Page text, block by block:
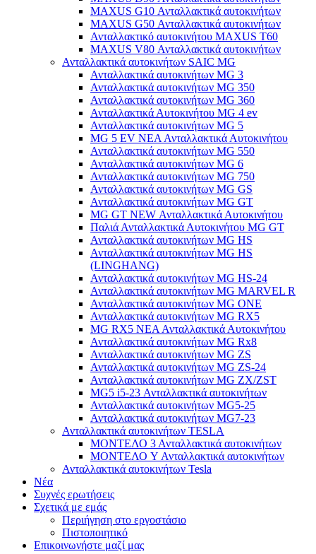
MAXUS G10 Ανταλλακτικά αυτοκινήτων
MAXUS G50 Ανταλλακτικά αυτοκινήτων
Ανταλλακτικό αυτοκινήτου MAXUS T60
MAXUS V80 Ανταλλακτικά αυτοκινήτων
Ανταλλακτικά αυτοκινήτων SAIC MG
Ανταλλακτικά αυτοκινήτων MG 3
Ανταλλακτικά αυτοκινήτων MG 350
Ανταλλακτικά αυτοκινήτων MG 360
Ανταλλακτικά Αυτοκινήτου MG 4 ev
Ανταλλακτικά αυτοκινήτων MG 5
MG 5 EV ΝΕΑ Ανταλλακτικά Αυτοκινήτου
Ανταλλακτικά αυτοκινήτων MG 550
Ανταλλακτικά αυτοκινήτων MG 6
Ανταλλακτικά αυτοκινήτων MG 750
Ανταλλακτικά αυτοκινήτων MG GS
Ανταλλακτικά αυτοκινήτων MG GT
MG GT NEW Ανταλλακτικά Αυτοκινήτου
Παλιά Ανταλλακτικά Αυτοκινήτου MG GT
Ανταλλακτικά αυτοκινήτων MG HS
Ανταλλακτικά αυτοκινήτων MG HS
(LINGHANG)
Ανταλλακτικά αυτοκινήτων MG HS-24
Ανταλλακτικά αυτοκινήτων MG MARVEL R
Ανταλλακτικά αυτοκινήτων MG ONE
Ανταλλακτικά αυτοκινήτων MG RX5
MG RX5 ΝΕΑ Ανταλλακτικά Αυτοκινήτου
Ανταλλακτικά αυτοκινήτων MG Rx8
Ανταλλακτικά αυτοκινήτων MG ZS
Ανταλλακτικά αυτοκινήτων MG ZS-24
Ανταλλακτικά αυτοκινήτων MG ZX/ZST
MG5 i5-23 Ανταλλακτικά αυτοκινήτων
Ανταλλακτικά αυτοκινήτων MG5-25
Ανταλλακτικά αυτοκινήτων MG7-23
Ανταλλακτικά αυτοκινήτων TESLA
ΜΟΝΤΕΛΟ 3 Ανταλλακτικά αυτοκινήτων
ΜΟΝΤΕΛΟ Y Ανταλλακτικά αυτοκινήτων
Ανταλλακτικά αυτοκινήτων Tesla
Νέα
Συχνές ερωτήσεις
Σχετικά με εμάς
Περιήγηση στο εργοστάσιο
Πιστοποιητικό
Επικοινωνήστε μαζί μας